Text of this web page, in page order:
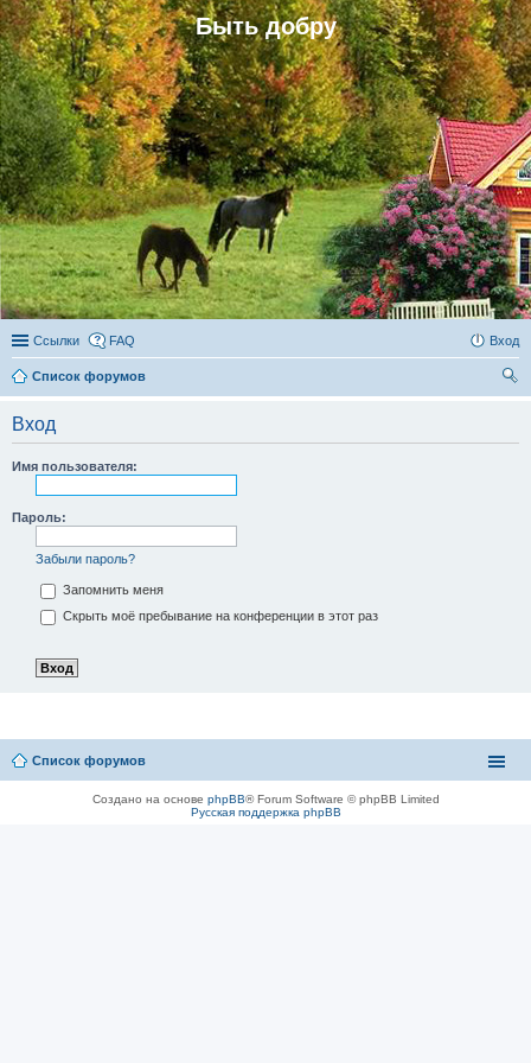
Быть добру
Ссылки FAQ Вход
Список форумов
Вход
Имя пользователя:
Пароль:
Забыли пароль?
Запомнить меня
Скрыть моё пребывание на конференции в этот раз
Список форумов
Создано на основе phpBB® Forum Software © phpBB Limited
Русская поддержка phpBB